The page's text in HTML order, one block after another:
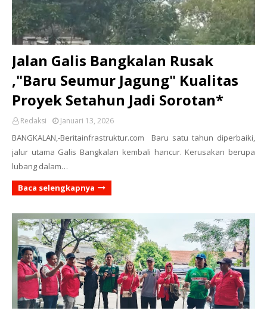
Jalan Galis Bangkalan Rusak
,"Baru Seumur Jagung" Kualitas
Proyek Setahun Jadi Sorotan*
Redaksi Januari 13, 2026
BANGKALAN,-Beritainfrastruktur.com Baru satu tahun diperbaiki,
jalur utama Galis Bangkalan kembali hancur. Kerusakan berupa
lubang dalam…
Baca selengkapnya